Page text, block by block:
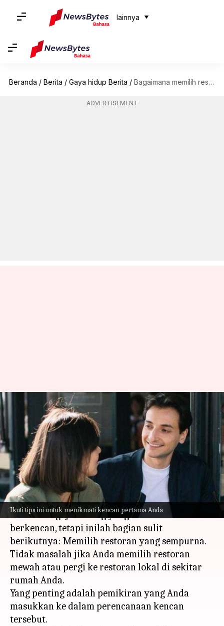
lainnya
Beranda / Berita / Gaya hidup Berita / Bagaimana memilih restoran yang sempurna untuk kencan pertama Anda
ADVERTISEMENT
Ikuti tips ini untuk menikmati kencan pertama Anda
Bagaimana memilih restoran
yang sempurna untuk kencan
pertama Anda
menulis Handoko Mar 29, 2023 11:31 am
Apa ceritanya
Jadi, Anda akhirnya menemukan keberanian
untuk mengajak orang yang Anda sukai
berkencan, tetapi inilah bagian sulit
berikutnya: Memilih restoran yang sempurna.
Tidak masalah jika Anda memilih restoran
mewah atau pergi ke restoran lokal di sekitar
rumah Anda.
Yang penting adalah pemikiran yang Anda
masukkan ke dalam perencanaan kencan
tersebut.